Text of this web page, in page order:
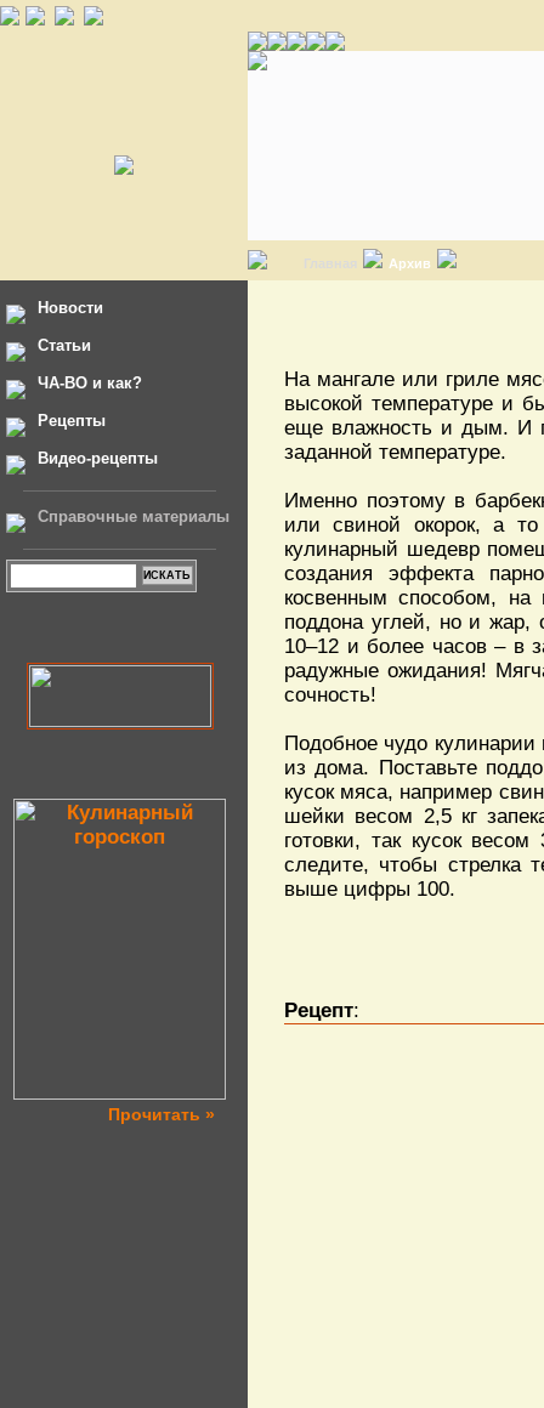
Главная Архив
Новости
Статьи
ЧА-ВО и как?
Рецепты
Видео-рецепты
Справочные материалы
Прочитать »
На мангале или гриле
высокой температуре и
еще влажность и дым. И
заданной температуре.
Именно поэтому в
или свиной окорок, а
кулинарный шедевр
создания эффекта
косвенным способом, на
поддона углей, но и жар,
10–12 и более часов – в
радужные ожидания!
сочность!
Подобное чудо
из дома. Поставьте
кусок мяса, например
шейки весом 2,5 кг
готовки, так кусок
следите, чтобы стрелка
выше цифры 100.
Рецепт: